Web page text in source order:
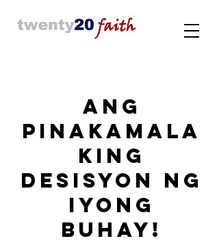
Ang
Pinakamala
king
Desisyon ng
Iyong
Buhay!